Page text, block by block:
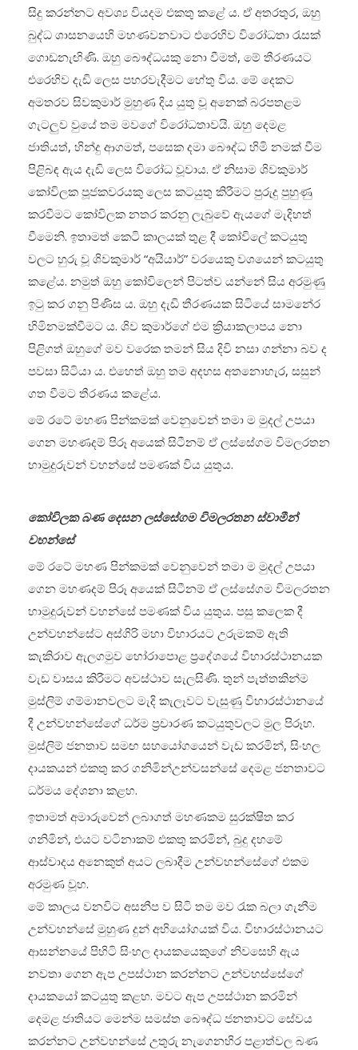
සිදු කරන්නට අවශ්‍ය වියදම එකතු කළේ ය. ඒ අතරතුර, ඔහු
බුද්ධ ශාසනයෙහි මහණවනවාට එරෙහිව විරෝධතා රැසක්
ගොඩනැඟිණි. ඔහු බෞද්ධයකු නො වීමත්, මේ තීරණයට
එරෙහිව දැඩි ලෙස පහරවැදීමට හේතු විය. මේ දෙකට
අමතරව සිවකුමාර් මුහුණ දිය යුතු වූ අනෙක් බරපතළම
ගැටලුව වුයේ තම මවගේ විරෝධතාවයි. ඔහු දෙමළ
ජාතියත්, හින්දු ආගමත්, පසෙක දමා බෞද්ධ හිමි නමක් වීම
පිළිබඳ ඇය දැඩි ලෙස විරෝධ වූවාය. ඒ නිසාම ශිවකුමාර්
කෝවිලක පූජකවරයකු ලෙස කටයුතු කිරීමට පුරුදු පුහුණු
කරවීමට කෝවිලක නතර කරනු ලැබුවේ ඇයගේ මැදිහත්
වීමෙනි. ඉතාමත් කෙටි කාලයක් තුළ දී කෝවිලේ කටයුතු
වලට හුරු වූ ශිවකුමාර් “අයියාර්” වරයෙකු වශයෙන් කටයුතු
කළේය. නමුත් ඔහු කෝවිලෙන් පිටත්ව යන්නේ සිය අරමුණු
ඉටු කර ගනු පිණිස ය. ඔහු දැඩි තීරණයක සිටියේ සාමනේර
හිමිනමක්වීමට ය. ශිව කුමාර්ගේ එම ක්‍රියාකලාපය නො
පිළිගත් ඔහුගේ මව වරෙක තමන් සිය දිවි නසා ගන්නා බව ද
පවසා සිටියා ය. එහෙත් ඔහු තම අදහස අතනොහැර, සසුන්
ගත වීමට තීරණය කළේය.
මේ රටේ මහණ පින්කමක් වෙනුවෙන් තමා ම මුදල් උපයා
ගෙන මහණදම් පිරූ අයෙක් සිටීනම් ඒ ලස්සේගම විමලරතන
හාමුදුරුවන් වහන්සේ පමණක් විය යුතුය.
කෝවිලක බණ දෙසන ලස්සේගම විමලරතන ස්වාමීන්
වහන්සේ
මේ රටේ මහණ පින්කමක් වෙනුවෙන් තමා ම මුදල් උපයා
ගෙන මහණදම් පිරූ අයෙක් සිටීනම් ඒ ලස්සේගම විමලරතන
හාමුදුරුවන් වහන්සේ පමණක් විය යුතුය. පසු කලෙක දී
උන්වහන්සේට අස්ගිරි මහා විහාරයට උරුමකම් ඇති
කැකිරාව ඇලගමුව හෝරාපොළ ප්‍රදේශයේ විහාරස්ථානයක
වැඩ වාසය කිරීමට අවස්ථාව සැලසිණි. තුන් පැත්තකින්ම
මුස්ලිම් ගම්මානවලට මැදි කැලෑවට වැසුණු විහාරස්ථානයේ
දී උන්වහන්සේගේ ධර්ම ප්‍රචාරණ කටයුතුවලට මුල පිරූහ.
මුස්ලිම් ජනතාව සමඟ සහයෝගයෙන් වැඩ කරමින්, සිංහල
දායකයන් එකතු කර ගනිමින්උන්වසන්සේ දෙමළ ජනතාවට
ධර්මය දේශනා කළහ.
ඉතාමත් අමාරුවෙන් ලබාගත් මහණකම සුරක්ෂිත කර
ගනිමින්, එයට වටිනාකම් එකතු කරමින්, බුදු දහමේ
ආස්වාදය අනෙකුත් අයට ලබාදීම උන්වහන්සේගේ එකම
අරමුණ වූහ.
මේ කාලය වනවිට අසනීප ව සිටි තම මව රැක බලා ගැනීම
උන්වහන්සේ මුහුණ දුන් අභියෝගයක් විය. විහාරස්ථානයට
ආසන්නයේ පිහිටි සිංහල දායකයෙකුගේ නිවසෙහි ඇය
නවතා ගෙන ඇප උපස්ථාන කරන්නට උන්වහස්සේගේ
දායකයෝ කටයුතු කළහ. මවට ඇප උපස්ථාන කරමින්
දෙමළ ජාතියට මෙන්ම සමස්ත බෞද්ධ ජනතාවට සේවය
කරන්නට උන්වහන්සේ උතුරු නැගෙනහිර පළාත්වල බණ